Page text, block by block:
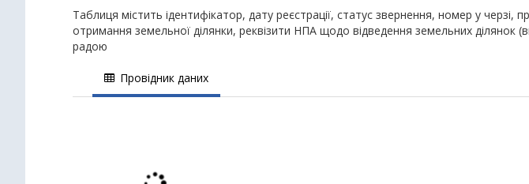
Таблиця містить ідентифікатор, дату реєстрації, статус звернення, номер у
отримання земельної ділянки, реквізити НПА щодо відведення земельних
радою
Провідник даних